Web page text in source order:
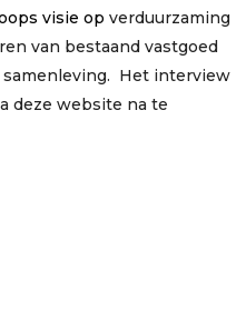
visie op verduurzaming
van bestaand vastgoed
Het interview
deze website na te